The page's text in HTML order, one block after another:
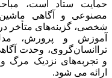
حمایت ستاد است،
مصنوعی و آگاهی
شخصی، گزینه‌های متأخر
آموزش و پرورش،
تراانسان‌گروی، وحدت
و تجربه‌های نزدیک مرگ
ارائه می شود.